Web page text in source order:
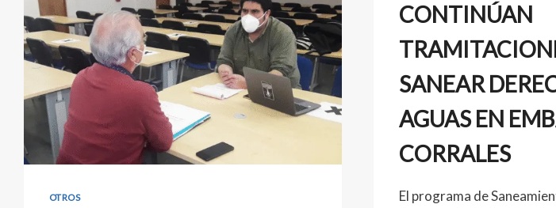
OTROS
CONTINÚAN
SANEAR
AGUAS EN
CORRALES
El programa de